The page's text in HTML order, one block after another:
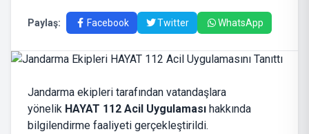
Paylaş: Facebook Twitter WhatsApp
Jandarma ekipleri tarafından vatandaşlara
yönelik HAYAT 112 Acil Uygulaması hakkında
bilgilendirme faaliyeti gerçekleştirildi.